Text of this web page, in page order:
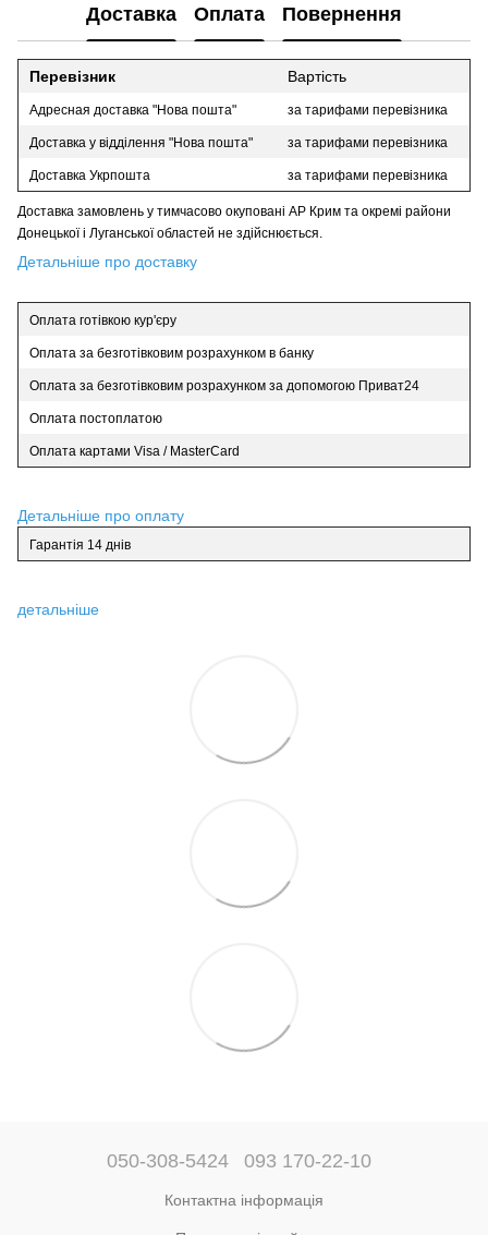
Доставка Оплата Повернення
Перевізник Вартість
Адресная доставка "Нова пошта" за тарифами перевізника
Доставка у відділення "Нова пошта" за тарифами перевізника
Доставка Укрпошта за тарифами перевізника
Доставка замовлень у тимчасово окуповані АР Крим та окремі райони
Донецької і Луганської областей не здійснюється.
Детальніше про доставку
Оплата готівкою кур'єру
Оплата за безготівковим розрахунком в банку
Оплата за безготівковим розрахунком за допомогою Приват24
Оплата постоплатою
Оплата картами Visa / MasterCard
Детальніше про оплату
Гарантія 14 днів
детальніше
050-308-5424 093 170-22-10
Контактна інформація